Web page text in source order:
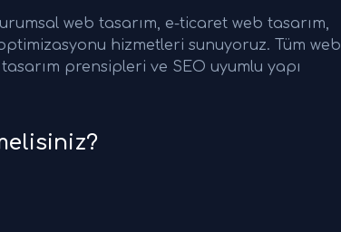
web tasarım, e-ticaret web tasarım,
hizmetleri sunuyoruz. Tüm web
prensipleri ve SEO uyumlu yapı